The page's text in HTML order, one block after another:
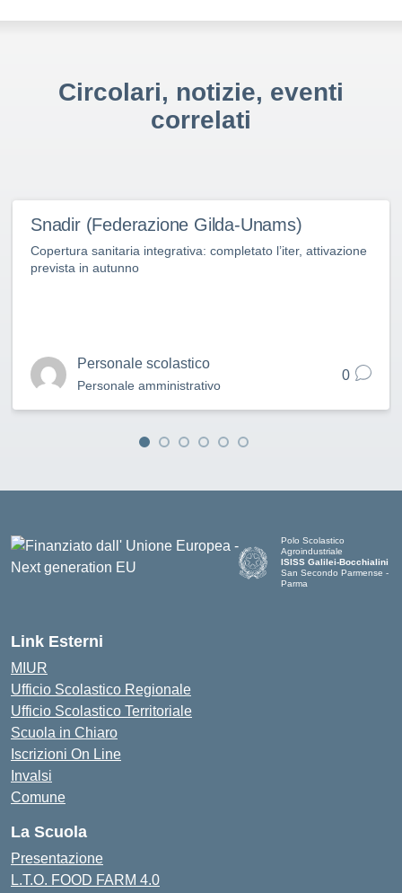
Circolari, notizie, eventi
correlati
Snadir (Federazione Gilda-Unams)
Copertura sanitaria integrativa: completato l’iter, attivazione
prevista in autunno
Personale scolastico
Personale amministrativo
0
Polo Scolastico
Agroindustriale
ISISS Galilei-Bocchialini
San Secondo Parmense -
Parma
Link Esterni
MIUR
Ufficio Scolastico Regionale
Ufficio Scolastico Territoriale
Scuola in Chiaro
Iscrizioni On Line
Invalsi
Comune
La Scuola
Presentazione
L.T.O. FOOD FARM 4.0